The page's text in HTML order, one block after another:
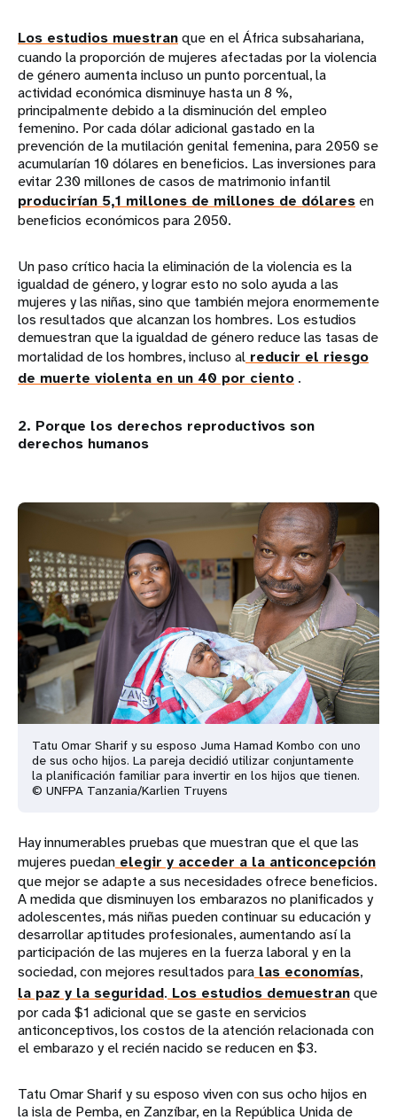
Los estudios muestranque en el África subsahariana,
cuando la proporción de mujeres afectadas por la violencia
de género aumenta incluso un punto porcentual, la
actividad económica disminuye hasta un 8 %,
principalmente debido a la disminución del empleo
femenino. Por cada dólar adicional gastado en la
prevención de la mutilación genital femenina, para 2050 se
acumularían 10 dólares en beneficios. Las inversiones para
evitar 230 millones de casos de matrimonio infantil
producirían 5,1 millones de millones de dólares en
beneficios económicos para 2050.
Un paso crítico hacia la eliminación de la violencia es la
igualdad de género, y lograr esto no solo ayuda a las
mujeres y las niñas, sino que también mejora enormemente
los resultados que alcanzan los hombres. Los estudios
demuestran que la igualdad de género reduce las tasas de
mortalidad de los hombres, incluso al reducir el riesgo
de muerte violenta en un 40 por ciento .
2. Porque los derechos reproductivos son
derechos humanos
Tatu Omar Sharif y su esposo Juma Hamad Kombo con uno
de sus ocho hijos. La pareja decidió utilizar conjuntamente
la planificación familiar para invertir en los hijos que tienen.
© UNFPA Tanzania/Karlien Truyens
Hay innumerables pruebas que muestran que el que las
mujeres puedan elegir y acceder a la anticoncepción
que mejor se adapte a sus necesidades ofrece beneficios.
A medida que disminuyen los embarazos no planificados y
adolescentes, más niñas pueden continuar su educación y
desarrollar aptitudes profesionales, aumentando así la
participación de las mujeres en la fuerza laboral y en la
sociedad, con mejores resultados para las economías,
la paz y la seguridad. Los estudios demuestranque
por cada $1 adicional que se gaste en servicios
anticonceptivos, los costos de la atención relacionada con
el embarazo y el recién nacido se reducen en $3.
Tatu Omar Sharif y su esposo viven con sus ocho hijos en
la isla de Pemba, en Zanzíbar, en la República Unida de